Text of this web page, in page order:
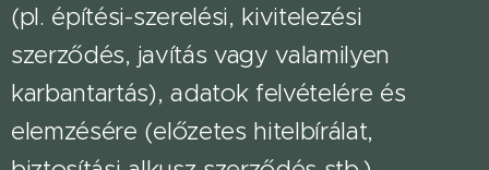
(pl. építési-szerelési, kivitelezési
szerződés, javítás vagy valamilyen
karbantartás), adatok felvételére és
elemzésére (előzetes hitelbírálat,